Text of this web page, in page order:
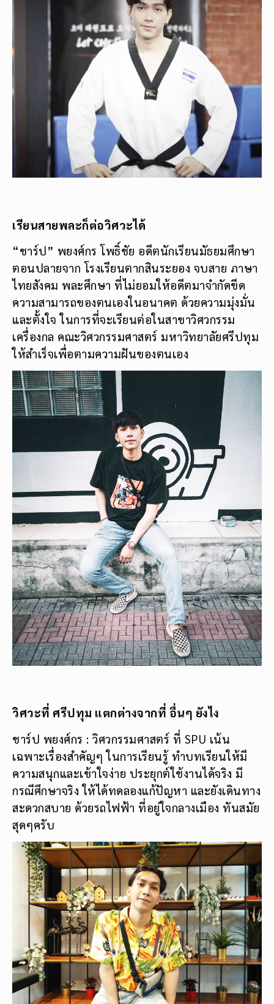
เรียนสายพละก็ต่อวิศวะได้
“ชาร์ป” พยงศ์กร โพธิ์ชัย อดีตนักเรียนมัธยมศึกษา
ตอนปลายจาก โรงเรียนตากสินระยอง จบสาย ภาษา
ไทยสังคม พละศึกษา ที่ไม่ยอมให้อดีตมาจำกัดขีด
ความสามารถของตนเองในอนาคต ด้วยความมุ่งมั่น
และตั้งใจ ในการที่จะเรียนต่อในสาขาวิศวกรรม
เครื่องกล คณะวิศวกรรมศาสตร์ มหาวิทยาลัยศรีปทุม
ให้สำเร็จเพื่อตามความฝันของตนเอง
วิศวะที่ ศรีปทุม แตกต่างจากที่ อื่นๆ ยังไง
ชาร์ป พยงศ์กร : วิศวกรรมศาสตร์ ที่ SPU เน้น
เฉพาะเรื่องสำคัญๆ ในการเรียนรู้ ทำบทเรียนให้มี
ความสนุกและเข้าใจง่าย ประยุกต์ใช้งานได้จริง มี
กรณีศึกษาจริง ให้ได้ทดลองแก้ปัญหา และยังเดินทาง
สะดวกสบาย ด้วยรถไฟฟ้า ที่อยู่ใจกลางเมือง ทันสมัย
สุดๆครับ